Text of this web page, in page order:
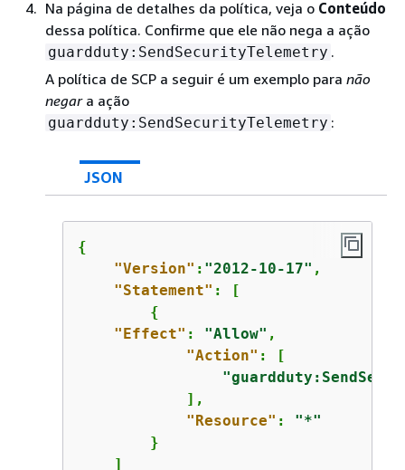
Na página de detalhes da política, veja o Conteúdo
dessa política. Confirme que ele não nega a ação
guardduty:SendSecurityTelemetry .
A política de SCP a seguir é um exemplo para não
negara ação
guardduty:SendSecurityTelemetry :
JSON
{
"Version" : "2012-10-17" ,
"Statement" : [
{
"Effect" : "Allow" ,
"Action" : [
            ],
"Resource" : "*"
        }
    ]